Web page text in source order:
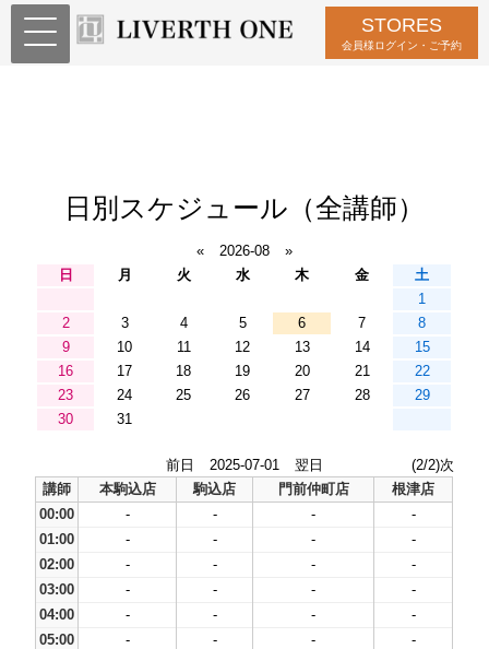
STORES
会員様ログイン・ご予約
日別スケジュール（全講師）
« 2026-08
»
日
月 火 水 木 金
土
1
2
3 4 5 6 7
8
9
10 11 12 13 14
15
16
17 18 19 20 21
22
23
24 25 26 27 28
29
30
31
前日 2025-07-01 翌日
(2/2)次
講師
本駒込店 駒込店 門前仲町店
根津店
00:00
- - -
-
01:00
- - -
-
02:00
- - -
-
03:00
- - -
-
04:00
- - -
-
05:00
- - -
-